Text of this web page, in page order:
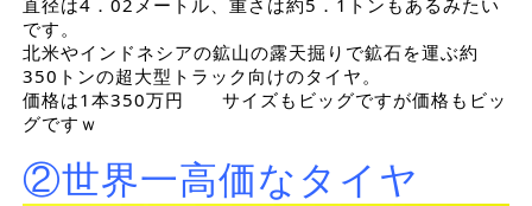
直径は4．02メートル、重さは約5．1トンもあるみたい
です。
北米やインドネシアの鉱山の露天掘りで鉱石を運ぶ約
350トンの超大型トラック向けのタイヤ。
価格は1本350万円 サイズもビッグですが価格もビッ
グですｗ
②世界一高価なタイヤ